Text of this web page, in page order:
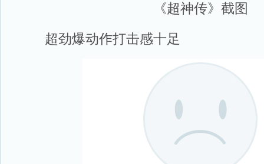
《超神传》截图
超劲爆动作打击感十足